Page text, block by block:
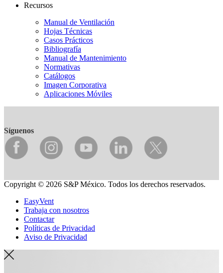
Recursos
Manual de Ventilación
Hojas Técnicas
Casos Prácticos
Bibliografía
Manual de Mantenimiento
Normativas
Catálogos
Imagen Corporativa
Aplicaciones Móviles
Síguenos
Copyright © 2026 S&P México. Todos los derechos reservados.
EasyVent
Trabaja con nosotros
Contactar
Políticas de Privacidad
Aviso de Privacidad